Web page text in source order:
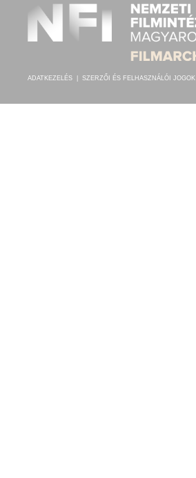
ADATKEZELÉS SZERZŐI ÉS FELHASZNÁLÓI JOGOK